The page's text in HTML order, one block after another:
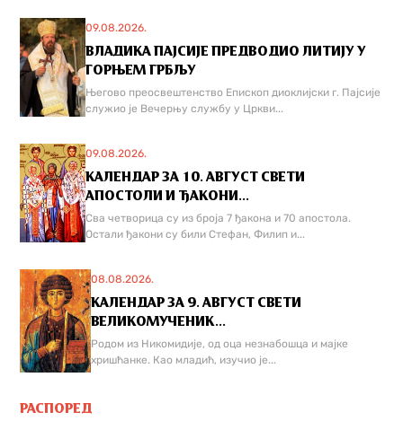
09.08.2026.
ВЛАДИКА ПАЈСИЈЕ ПРЕДВОДИО ЛИТИЈУ У
ГОРЊЕМ ГРБЉУ
Његово преосвештенство Епископ диоклијски г. Пајсије
служио је Вечерњу службу у Цркви...
09.08.2026.
КАЛЕНДАР ЗА 10. АВГУСТ СВЕТИ
АПОСТОЛИ И ЂАКОНИ...
Сва четворица су из броја 7 ђакона и 70 апостола.
Остали ђакони су били Стефан, Филип и...
08.08.2026.
КАЛЕНДАР ЗА 9. АВГУСТ СВЕТИ
ВЕЛИКОМУЧЕНИК...
Родом из Никомидије, од оца незнабошца и мајке
хришћанке. Као младић, изучио је...
РАСПОРЕД